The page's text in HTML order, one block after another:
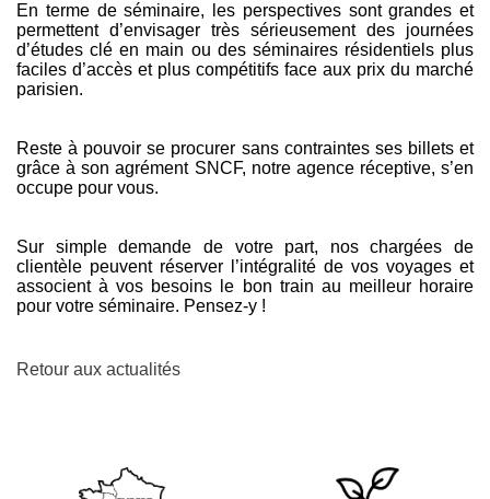
En terme de séminaire, les perspectives sont grandes et
permettent d’envisager très sérieusement des journées
d’études clé en main ou des séminaires résidentiels plus
faciles d’accès et plus compétitifs face aux prix du marché
parisien.
Reste à pouvoir se procurer sans contraintes ses billets et
grâce à son agrément SNCF, notre agence réceptive, s’en
occupe pour vous.
Sur simple demande de votre part, nos chargées de
clientèle peuvent réserver l’intégralité de vos voyages et
associent à vos besoins le bon train au meilleur horaire
pour votre séminaire. Pensez-y !
Retour aux actualités